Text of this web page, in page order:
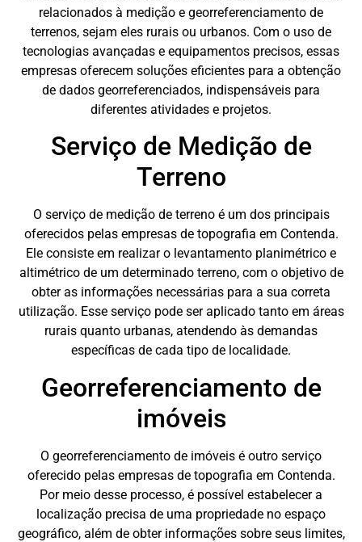
relacionados à medição e georreferenciamento de
terrenos, sejam eles rurais ou urbanos. Com o uso de
tecnologias avançadas e equipamentos precisos, essas
empresas oferecem soluções eficientes para a obtenção
de dados georreferenciados, indispensáveis para
diferentes atividades e projetos.
Serviço de Medição de
Terreno
O serviço de medição de terreno é um dos principais
oferecidos pelas empresas de topografia em Contenda.
Ele consiste em realizar o levantamento planimétrico e
altimétrico de um determinado terreno, com o objetivo de
obter as informações necessárias para a sua correta
utilização. Esse serviço pode ser aplicado tanto em áreas
rurais quanto urbanas, atendendo às demandas
específicas de cada tipo de localidade.
Georreferenciamento de
imóveis
O georreferenciamento de imóveis é outro serviço
oferecido pelas empresas de topografia em Contenda.
Por meio desse processo, é possível estabelecer a
localização precisa de uma propriedade no espaço
geográfico, além de obter informações sobre seus limites,